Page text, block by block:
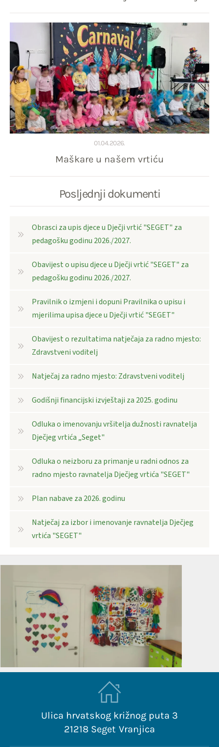
01.04.2026.
Maškare u našem vrtiću
Posljednji dokumenti
Obrasci za upis djece u Dječji vrtić "SEGET" za
pedagošku godinu 2026./2027.
Obavijest o upisu djece u Dječji vrtić "SEGET" za
pedagošku godinu 2026./2027.
Pravilnik o izmjeni i dopuni Pravilnika o upisu i
mjerilima upisa djece u Dječji vrtić "SEGET"
Obavijest o rezultatima natječaja za radno mjesto:
Zdravstveni voditelj
Natječaj za radno mjesto: Zdravstveni voditelj
Godišnji financijski izvještaji za 2025. godinu
Odluka o imenovanju vršitelja dužnosti ravnatelja
Dječjeg vrtića „Seget"
Odluka o neizboru za primanje u radni odnos za
radno mjesto ravnatelja Dječjeg vrtića "SEGET"
Plan nabave za 2026. godinu
Natječaj za izbor i imenovanje ravnatelja Dječjeg
vrtića "SEGET"
Ulica hrvatskog križnog puta 3
21218 Seget Vranjica